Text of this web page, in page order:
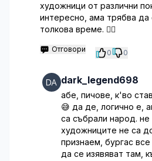
художници от различни
интересно, ама трябва да
толкова време. 🤦‍♂️
Отговори 0 0
dark_legend698
абе, пичове, к'во
😅 да де, логично е,
са събрали народ. не
художниците не са
признаем, бургас
да се изявяват там,